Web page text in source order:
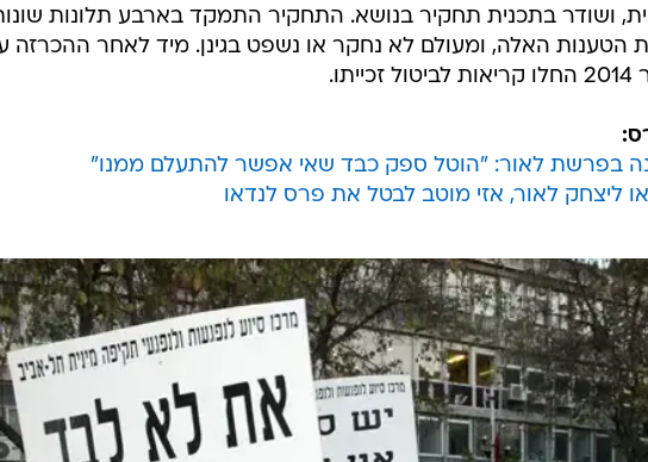
ושודר בתכנית תחקיר בנושא. התחקיר התמקד בארבע תלונות
הטענות האלה, ומעולם לא נחקר או נשפט בגינן. מיד לאחר ההכרזה
בפרשת לאור: "הוטל ספק כבד שאי אפשר להתעלם ממנו"
ליצחק לאור, אזי מוטב לבטל את פרס לנדאו